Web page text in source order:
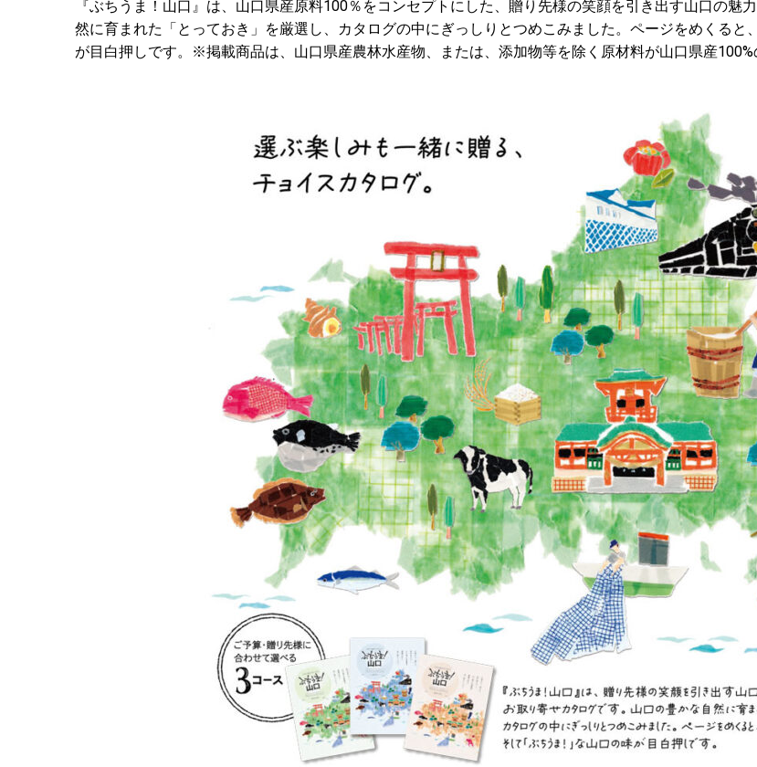
『ぶちうま！山口』は、山口県産原料100％をコンセプトにした、贈り先様の笑顔を引き出す山口の魅
然に育まれた「とっておき」を厳選し、カタログの中にぎっしりとつめこみました。ページをめくる
が目白押しです。※掲載商品は、山口県産農林水産物、または、添加物等を除く原材料が山口県産